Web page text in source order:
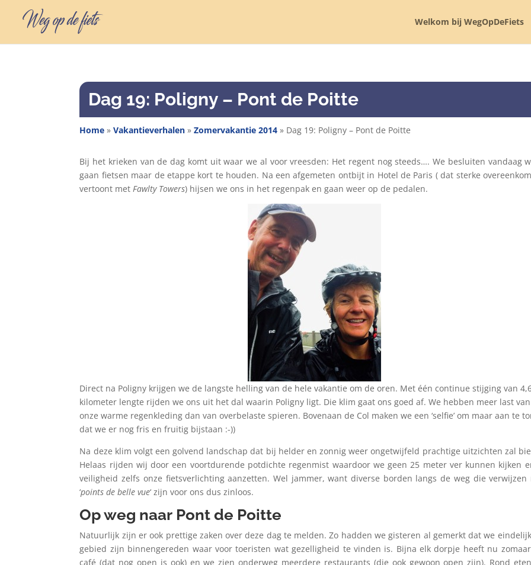
Welkom bij WegOpDeFiets
Dag 19: Poligny – Pont de Poitte
Home »Vakantieverhalen »Zomervakantie 2014 » Dag 19: Poligny – Pont de Poitte
Bij het krieken van de dag komt uit waar we al voor vreesden: Het regent nog steeds…. We besluiten vandaag
gaan fietsen maar de etappe kort te houden. Na een afgemeten ontbijt in Hotel de Paris ( dat sterke
vertoont metFawlty Towers) hijsen we ons in het regenpak en gaan weer op de pedalen.
Direct na Poligny krijgen we de langste helling van de hele vakantie om de oren. Met één continue stijging van
kilometer lengte rijden we ons uit het dal waarin Poligny ligt. Die klim gaat ons goed af. We hebben meer last van
onze warme regenkleding dan van overbelaste spieren. Bovenaan de Col maken we een ‘selfie’ om maar aan te
dat we er nog fris en fruitig bijstaan :-))
Na deze klim volgt een golvend landschap dat bij helder en zonnig weer ongetwijfeld prachtige uitzichten zal
Helaas rijden wij door een voortdurende potdichte regenmist waardoor we geen 25 meter ver kunnen kijken
veiligheid zelfs onze fietsverlichting aanzetten. Wel jammer, want diverse borden langs de weg die verwijzen
‘points de belle vue‘ zijn voor ons dus zinloos.
Op weg naar Pont de Poitte
Natuurlijk zijn er ook prettige zaken over deze dag te melden. Zo hadden we gisteren al gemerkt dat we
gebied zijn binnengereden waar voor toeristen wat gezelligheid te vinden is. Bijna elk dorpje heeft nu
café (dat nog open is ook) en we zien onderweg meerdere restaurants (die ook gewoon open zijn). Rond